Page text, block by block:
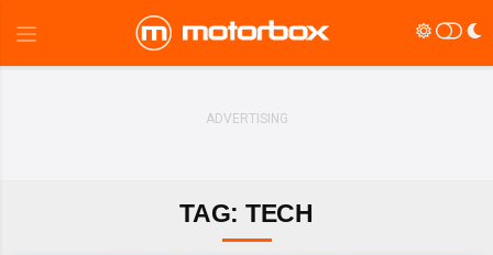
TAG: TECH